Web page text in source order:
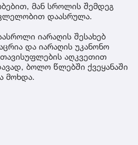
მან სროლის შემდეგ
დაასრულა.
იარაღის შესახებ
და იარაღის უკანონო
აღკვეთით
ბოლო წლებში ქვეყანაში
მოხდა.